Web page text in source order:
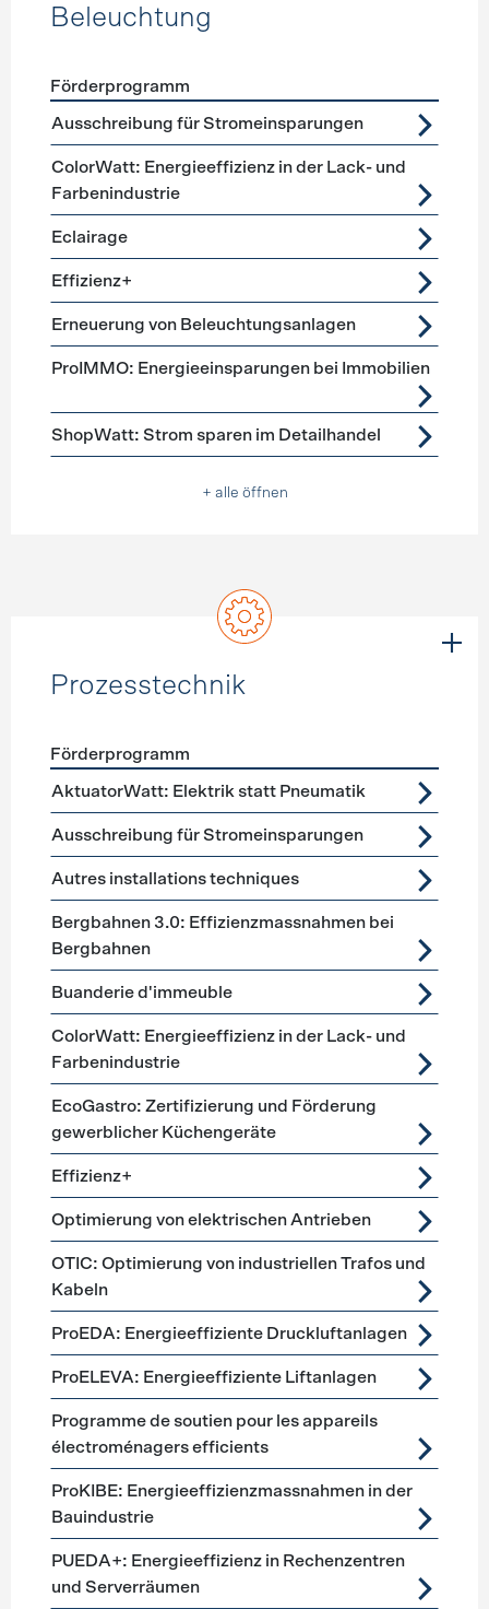
Beleuchtung
Förderprogramme Beleuchtung
Förderprogramm
Ausschreibung für Stromeinsparungen
ColorWatt: Energieeffizienz in der Lack- und
Farbenindustrie
Eclairage
Effizienz+
Erneuerung von Beleuchtungsanlagen
ProIMMO: Energieeinsparungen bei Immobilien
ShopWatt: Strom sparen im Detailhandel
+ alle öffnen
Prozesstechnik
Förderprogramme Prozesstechnik
Förderprogramm
AktuatorWatt: Elektrik statt Pneumatik
Ausschreibung für Stromeinsparungen
Autres installations techniques
Bergbahnen 3.0: Effizienzmassnahmen bei
Bergbahnen
Buanderie d'immeuble
ColorWatt: Energieeffizienz in der Lack- und
Farbenindustrie
EcoGastro: Zertifizierung und Förderung
gewerblicher Küchengeräte
Effizienz+
Optimierung von elektrischen Antrieben
OTIC: Optimierung von industriellen Trafos und
Kabeln
ProEDA: Energieeffiziente Druckluftanlagen
ProELEVA: Energieeffiziente Liftanlagen
Programme de soutien pour les appareils
électroménagers efficients
ProKIBE: Energieeffizienzmassnahmen in der
Bauindustrie
PUEDA+: Energieeffizienz in Rechenzentren
und Serverräumen